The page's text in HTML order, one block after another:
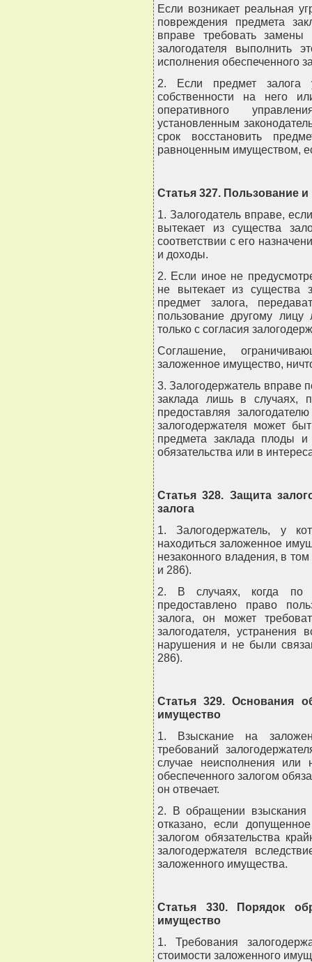
Если возникает реальная
повреждения предмета
вправе требовать
залогодателя выполнить
исполнения обеспеченного
2. Если предмет залога
собственности на него
оперативного
установленным
срок восстановить
равноценным имуществом,
Статья 327. Пользование
1. Залогодатель вправе,
вытекает из существа
соответствии с его
и доходы.
2. Если иное не
не вытекает из существа
предмет залога,
пользование другому
только с согласия
Соглашение,
заложенное имущество,
3. Залогодержатель вправе
заклада лишь в случаях,
предоставляя
залогодержателя может
предмета заклада плоды
обязательства или в
Статья 328. Защита
залога
1. Залогодержатель, у
находиться заложенное
незаконного владения, в
и 286).
2. В случаях, когда по
предоставлено право
залога, он может
залогодателя,
нарушения и не были
286).
Статья 329. Основания
имущество
1. Взыскание на
требований
случае неисполнения или
обеспеченного залогом
он отвечает.
2. В обращении
отказано, если
залогом обязательства
залогодержателя
заложенного имущества.
Статья 330. Порядок
имущество
1. Требования
стоимости заложенного